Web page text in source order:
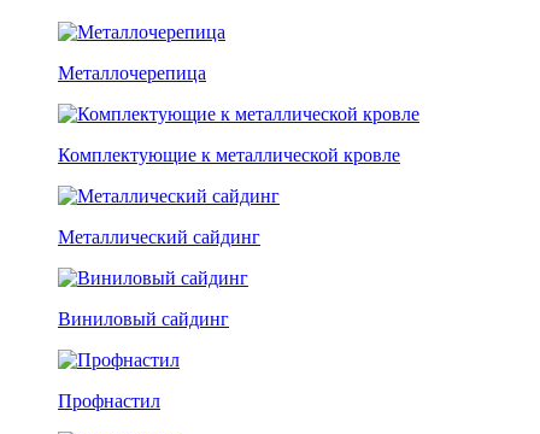
Металлочерепица
Комплектующие к металлической кровле
Металлический сайдинг
Виниловый сайдинг
Профнастил